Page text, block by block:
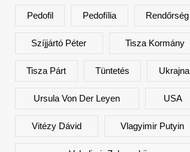
Pedofil Pedofília Rendőrség
Szíjjártó Péter Tisza Kormány
Tisza Párt Tüntetés Ukrajna
Ursula Von Der Leyen USA
Vitézy Dávid Vlagyimir Putyin